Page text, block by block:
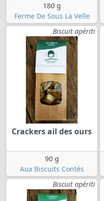
180 g
Ferme De Sous La Velle
Biscuit apériti
Crackers ail des ours
90 g
Aux Biscuits Contés
Biscuit apériti